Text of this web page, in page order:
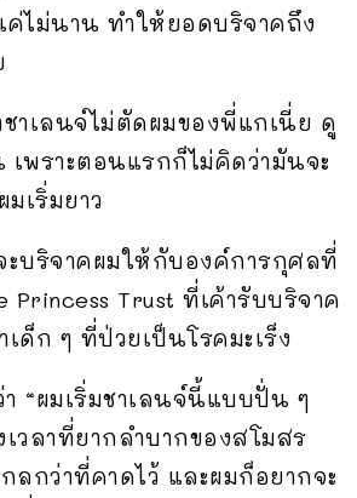
ค่ไม่นาน ทำให้ยอดบริจาคถึง
าเลนจ์ไม่ตัดผมของพี่แกเนี่ย ดู
เพราะตอนแรกก็ไม่คิดว่ามันจะ
เริ่มยาว
ะบริจาคผมให้กับองค์การกุศลที่
Princess Trust ที่เค้ารับบริจาค
เด็ก ๆ ที่ป่วยเป็นโรคมะเร็ง
“ผมเริ่มชาเลนจ์นี้แบบปั่น ๆ
เวลาที่ยากลำบากของสโมสร
กว่าที่คาดไว้ และผมก็อยากจะ